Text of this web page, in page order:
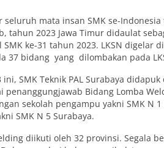
mata insan SMK se-
tahun 2023 Jawa Timur didaulat
ke-31 tahun 2023. LKSN digelar
37 bidang yang dilombakan pada
ini, SMK Teknik PAL Surabaya
penanggungjawab Bidang Lomba
sekolah pengampu yakni SMK N
SMK N 5 Surabaya.
diikuti oleh 32 provinsi. Segala